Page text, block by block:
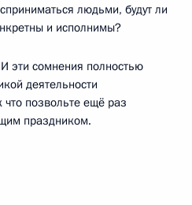
людьми, будут ли
и исполнимы?
эти сомнения полностью
деятельности
что позвольте ещё раз
праздником.